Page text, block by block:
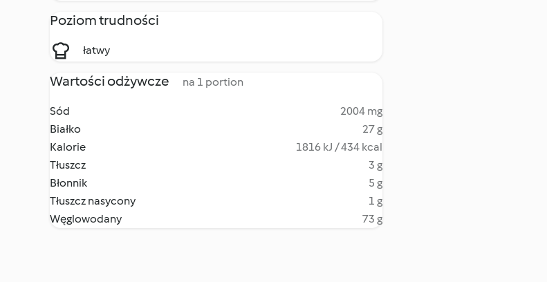
Poziom trudności
łatwy
Wartości odżywcze na 1 portion
Sód
2004 mg
Białko
27 g
Kalorie
1816 kJ / 434 kcal
Tłuszcz
3 g
Błonnik
5 g
Tłuszcz nasycony
1 g
Węglowodany
73 g